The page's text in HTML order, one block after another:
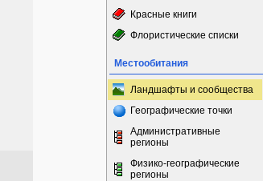
Красные книги
Флористические списки
Местообитания
Ландшафты и сообщества
Географические точки
Административные
регионы
Физико-географические
регионы